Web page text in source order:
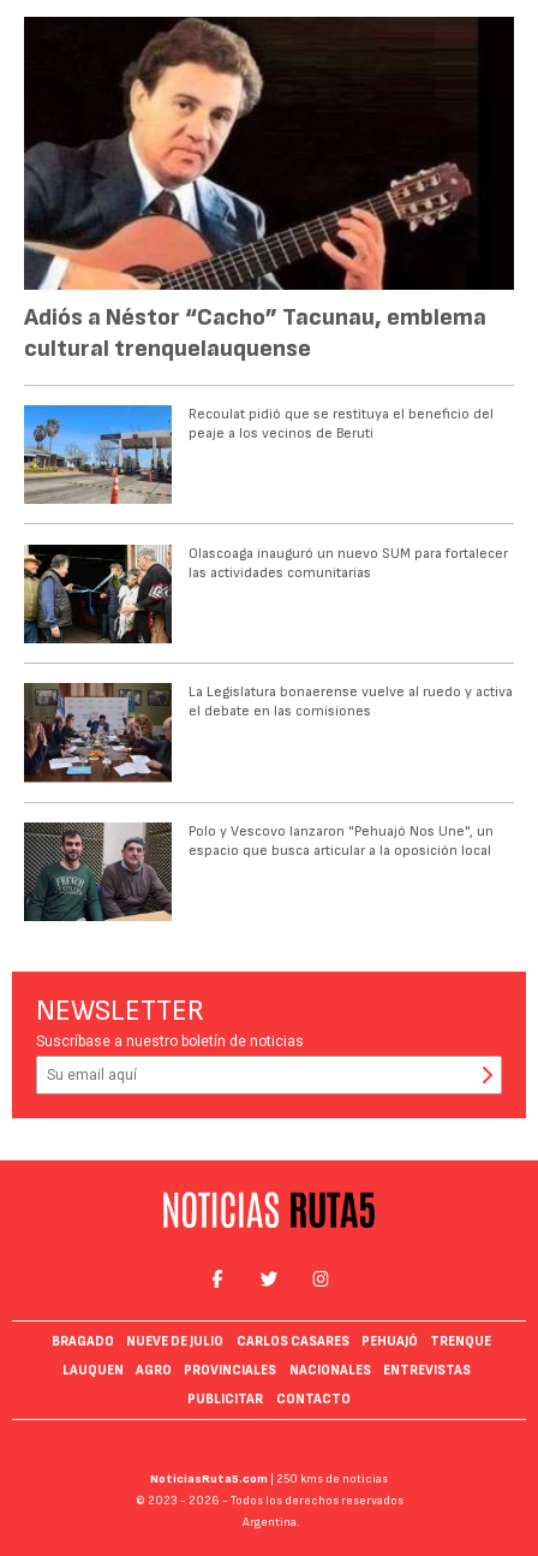
Adiós a Néstor “Cacho” Tacunau, emblema
cultural trenquelauquense
Recoulat pidió que se restituya el beneficio del
peaje a los vecinos de Beruti
Olascoaga inauguró un nuevo SUM para fortalecer
las actividades comunitarias
La Legislatura bonaerense vuelve al ruedo y activa
el debate en las comisiones
Polo y Vescovo lanzaron "Pehuajó Nos Une", un
espacio que busca articular a la oposición local
NEWSLETTER
Suscríbase a nuestro boletín de noticias
BRAGADO NUEVE DE JULIO CARLOS CASARES PEHUAJÓ
TRENQUE
LAUQUEN
AGRO PROVINCIALES NACIONALES
ENTREVISTAS
PUBLICITAR
CONTACTO
NoticiasRuta5.com
| 250 kms de noticias
© 2023 - 2026 - Todos los derechos reservados
Argentina.